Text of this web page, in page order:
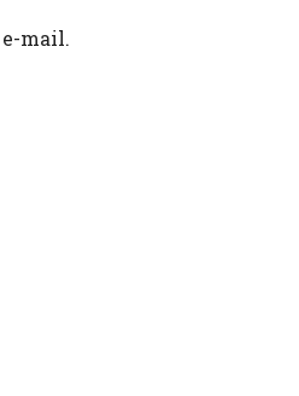
mail.